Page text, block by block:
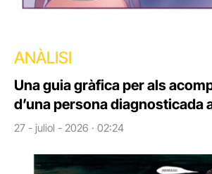
ANÀLISI
Una guia gràfica per als
d’una persona diagnosticada
27 - juliol - 2026 · 02:24